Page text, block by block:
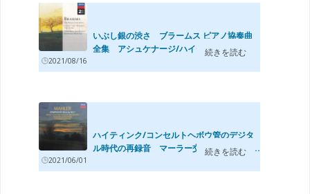
いぶし銀の渋さ ブラームス ピアノ協奏曲
全集 アシュケナージ/ハイティンク/RC
2021/08/16
続きを読む
ハイティンク/コンセルトヘボウ管のデジタ
ル時代の再録音 マーラー交響曲第4番(19...
2021/06/01
続きを読む